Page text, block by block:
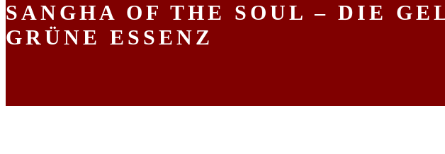
SANGHA OF THE SOUL – DIE
GRÜNE ESSENZ